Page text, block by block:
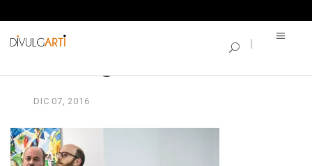
DIC 07, 2016